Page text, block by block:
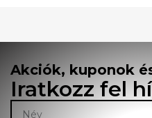
Akciók, kuponok
Iratkozz fel